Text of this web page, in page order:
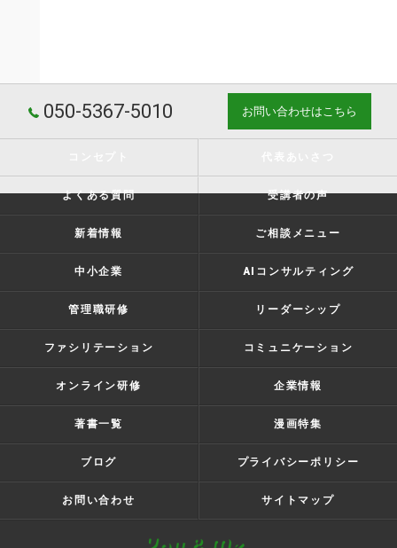
050-5367-5010 お問い合わせはこちら
よくある質問 受講者の声
新着情報 ご相談メニュー
中小企業 AIコンサルティング
管理職研修 リーダーシップ
ファシリテーション コミュニケーション
オンライン研修 企業情報
著書一覧 漫画特集
ブログ プライバシーポリシー
お問い合わせ サイトマップ